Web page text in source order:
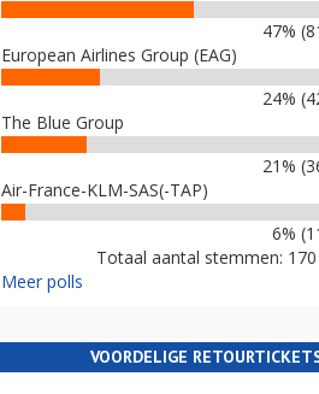
47%
European Airlines Group (EAG)
24%
The Blue Group
21%
Air-France-KLM-SAS(-TAP)
6%
Totaal aantal stemmen: 170
Meer polls
VOORDELIGE